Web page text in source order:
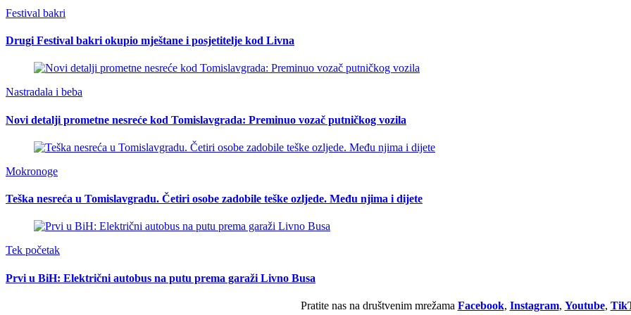
Festival bakri
Drugi Festival bakri okupio mještane i posjetitelje kod Livna
Nastradala i beba
Novi detalji prometne nesreće kod Tomislavgrada: Preminuo vozač putničkog vozila
Mokronoge
Teška nesreća u Tomislavgradu. Četiri osobe zadobile teške ozljede. Među njima i dijete
Tek početak
Prvi u BiH: Električni autobus na putu prema garaži Livno Busa
Pratite nas na društvenim mrežama Facebook, Instagram, Youtube,